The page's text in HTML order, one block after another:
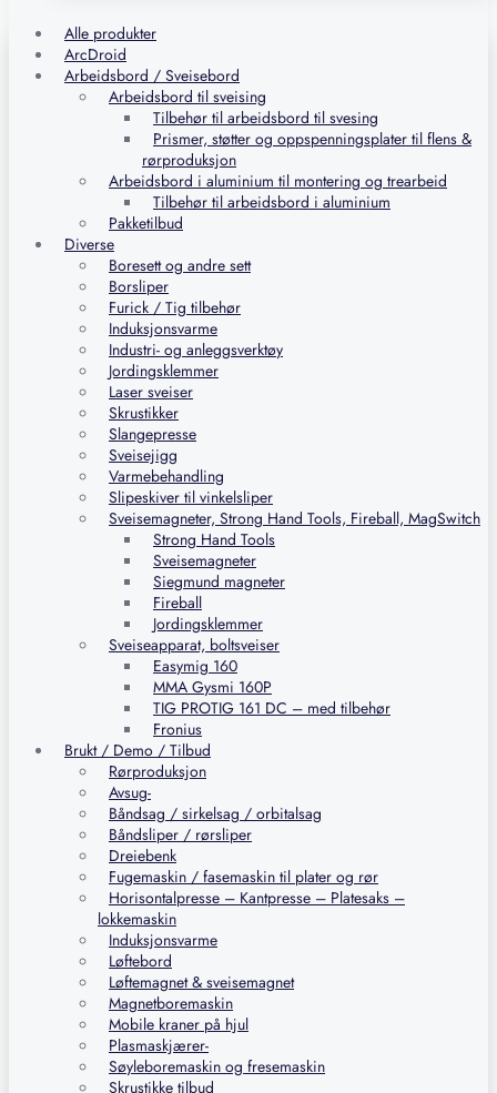
Alle produkter
ArcDroid
Arbeidsbord / Sveisebord
Arbeidsbord til sveising
Tilbehør til arbeidsbord til svesing
Prismer, støtter og oppspenningsplater til flens &
rørproduksjon
Arbeidsbord i aluminium til montering og trearbeid
Tilbehør til arbeidsbord i aluminium
Pakketilbud
Diverse
Boresett og andre sett
Borsliper
Furick / Tig tilbehør
Induksjonsvarme
Industri- og anleggsverktøy
Jordingsklemmer
Laser sveiser
Skrustikker
Slangepresse
Sveisejigg
Varmebehandling
Slipeskiver til vinkelsliper
Sveisemagneter, Strong Hand Tools, Fireball, MagSwitch
Strong Hand Tools
Sveisemagneter
Siegmund magneter
Fireball
Jordingsklemmer
Sveiseapparat, boltsveiser
Easymig 160
MMA Gysmi 160P
TIG PROTIG 161 DC – med tilbehør
Fronius
Brukt / Demo / Tilbud
Rørproduksjon
Avsug-
Båndsag / sirkelsag / orbitalsag
Båndsliper / rørsliper
Dreiebenk
Fugemaskin / fasemaskin til plater og rør
Horisontalpresse – Kantpresse – Platesaks –
lokkemaskin
Induksjonsvarme
Løftebord
Løftemagnet & sveisemagnet
Magnetboremaskin
Mobile kraner på hjul
Plasmaskjærer-
Søyleboremaskin og fresemaskin
Skrustikke tilbud